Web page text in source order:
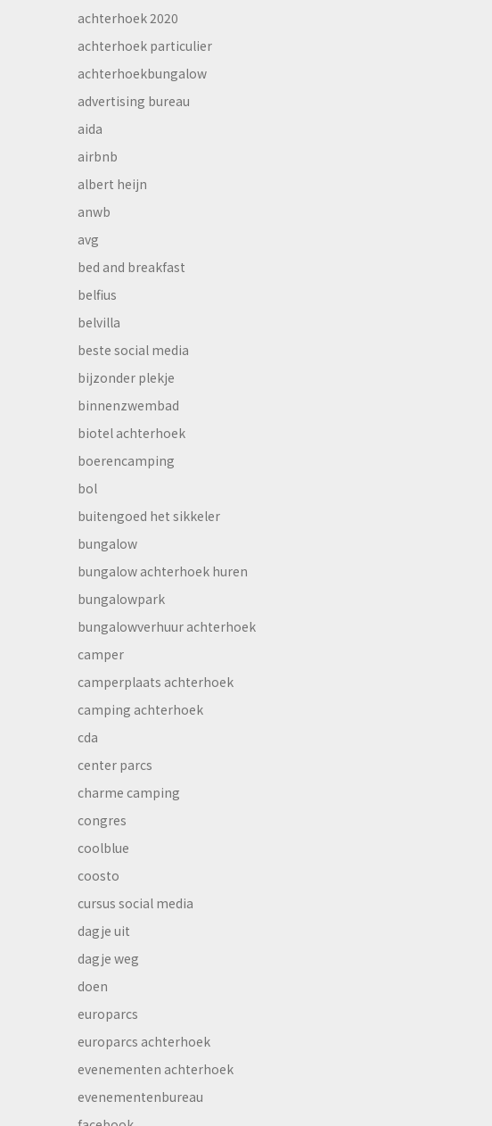
achterhoek 2020
achterhoek particulier
achterhoekbungalow
advertising bureau
aida
airbnb
albert heijn
anwb
avg
bed and breakfast
belfius
belvilla
beste social media
bijzonder plekje
binnenzwembad
biotel achterhoek
boerencamping
bol
buitengoed het sikkeler
bungalow
bungalow achterhoek huren
bungalowpark
bungalowverhuur achterhoek
camper
camperplaats achterhoek
camping achterhoek
cda
center parcs
charme camping
congres
coolblue
coosto
cursus social media
dagje uit
dagje weg
doen
europarcs
europarcs achterhoek
evenementen achterhoek
evenementenbureau